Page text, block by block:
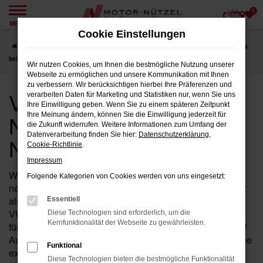
Zum
springen
MENÜ
0
VW Jahreswagen für Nürnberg
bei Motor-Nützel
VW Jahreswagen für
Nürnberg bei Motor-
Nützel
Wenn Sie in der Nähe von Nürnberg nach einem fast
neuen Fahrzeug suchen, das Ihnen sowohl hohe Qualität
als auch einen attraktiven Preis bietet, ist der T-Roc von
VW als Jahreswagen bei Motor-Nützel die perfekte Wahl
für Sie. Seit über 90 Jahren sind wir Ihr zuverlässiges VW
Autohaus in der Nähe von Nürnberg und bieten Ihnen eine
exklusive Auswahl an T-Roc Jahreswagen, die nahezu
Cookie Einstellungen
Wir nutzen Cookies, um Ihnen die bestmögliche Nutzung unserer
Webseite zu ermöglichen und unsere Kommunikation mit Ihnen
zu verbessern. Wir berücksichtigen hierbei Ihre Präferenzen und
verarbeiten Daten für Marketing und Statistiken nur, wenn Sie uns
Ihre Einwilligung geben. Wenn Sie zu einem späteren Zeitpunkt
Ihre Meinung ändern, können Sie die Einwilligung jederzeit für
die Zukunft widerrufen. Weitere Informationen zum Umfang der
Datenverarbeitung finden Sie hier: Datenschutzerklärung,
Cookie-Richtlinie.
Impressum
Folgende Kategorien von Cookies werden von uns eingesetzt:
Essentiell
Diese Technologien sind erforderlich, um die
Kernfunktionalität der Webseite zu gewährleisten.
Funktional
Diese Technologien bieten die bestmögliche Funktionalität